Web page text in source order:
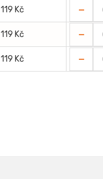
119 Kč -
119 Kč -
119 Kč -